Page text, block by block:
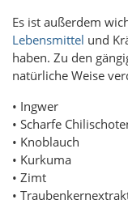
Es ist außerdem
Lebensmittel und
haben. Zu den
natürliche Weise
• Ingwer
• Scharfe
• Knoblauch
• Kurkuma
• Zimt
•